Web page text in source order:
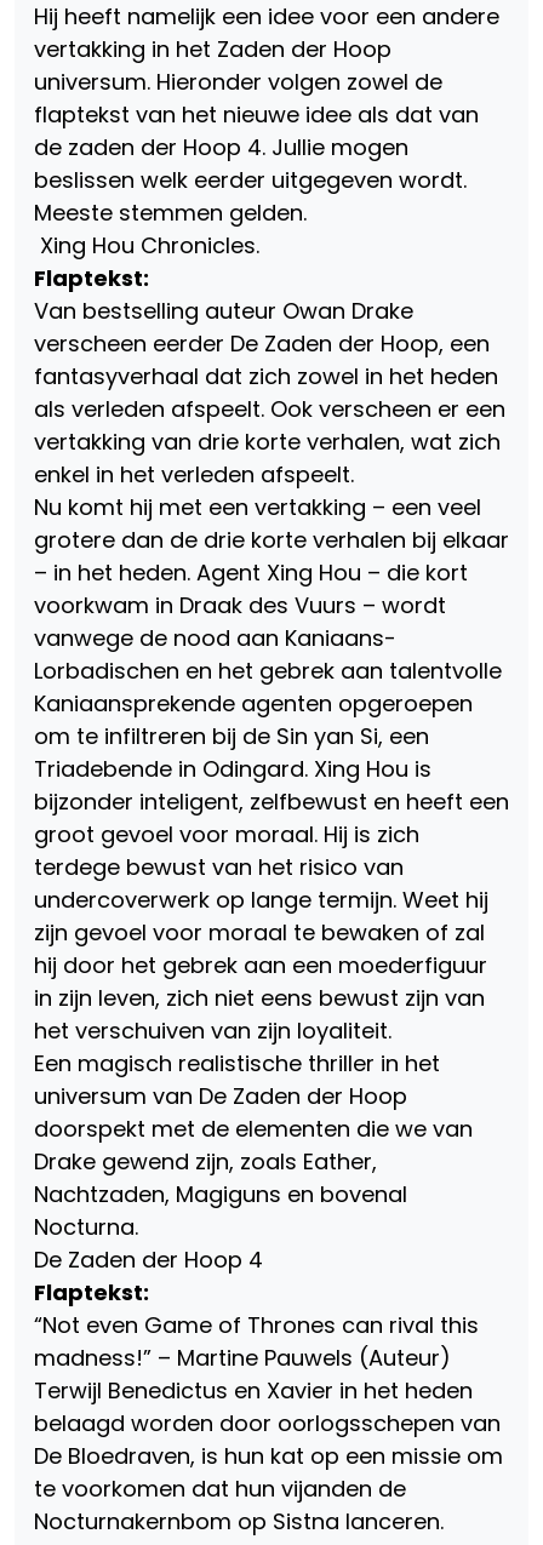
Hij heeft namelijk een idee voor een andere
vertakking in het Zaden der Hoop
universum. Hieronder volgen zowel de
flaptekst van het nieuwe idee als dat van
de zaden der Hoop 4. Jullie mogen
beslissen welk eerder uitgegeven wordt.
Meeste stemmen gelden.
Xing Hou Chronicles.
Flaptekst:
Van bestselling auteur Owan Drake
verscheen eerder De Zaden der Hoop, een
fantasyverhaal dat zich zowel in het heden
als verleden afspeelt. Ook verscheen er een
vertakking van drie korte verhalen, wat zich
enkel in het verleden afspeelt.
Nu komt hij met een vertakking – een veel
grotere dan de drie korte verhalen bij elkaar
– in het heden. Agent Xing Hou – die kort
voorkwam in Draak des Vuurs – wordt
vanwege de nood aan Kaniaans-
Lorbadischen en het gebrek aan talentvolle
Kaniaansprekende agenten opgeroepen
om te infiltreren bij de Sin yan Si, een
Triadebende in Odingard. Xing Hou is
bijzonder inteligent, zelfbewust en heeft een
groot gevoel voor moraal. Hij is zich
terdege bewust van het risico van
undercoverwerk op lange termijn. Weet hij
zijn gevoel voor moraal te bewaken of zal
hij door het gebrek aan een moederfiguur
in zijn leven, zich niet eens bewust zijn van
het verschuiven van zijn loyaliteit.
Een magisch realistische thriller in het
universum van De Zaden der Hoop
doorspekt met de elementen die we van
Drake gewend zijn, zoals Eather,
Nachtzaden, Magiguns en bovenal
Nocturna.
De Zaden der Hoop 4
Flaptekst:
“Not even Game of Thrones can rival this
madness!” – Martine Pauwels (Auteur)
Terwijl Benedictus en Xavier in het heden
belaagd worden door oorlogsschepen van
De Bloedraven, is hun kat op een missie om
te voorkomen dat hun vijanden de
Nocturnakernbom op Sistna lanceren.